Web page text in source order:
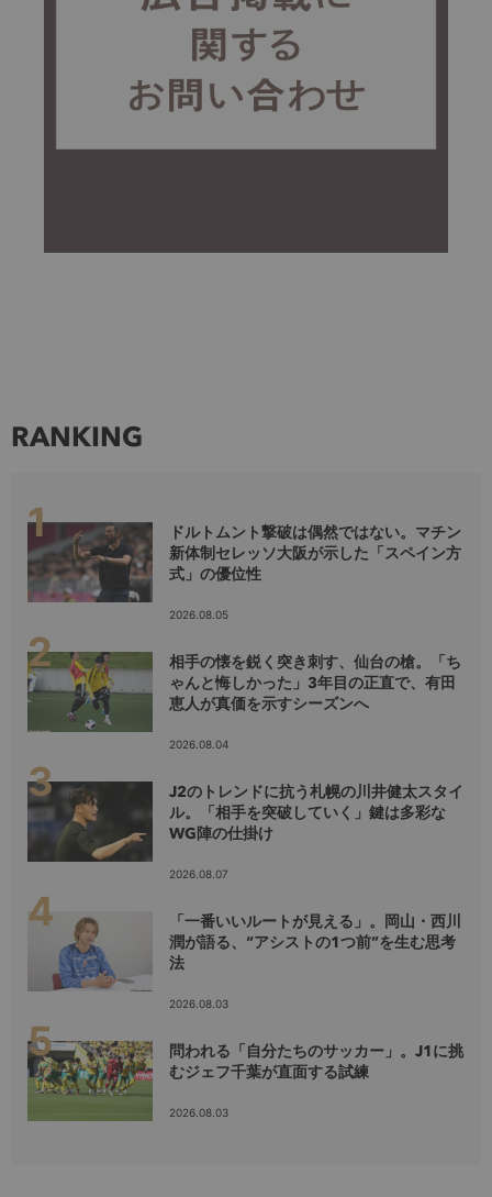
RANKING
ドルトムント撃破は偶然ではない。マチン
新体制セレッソ大阪が示した「スペイン方
式」の優位性
2026.08.05
相手の懐を鋭く突き刺す、仙台の槍。「ち
ゃんと悔しかった」3年目の正直で、有田
恵人が真価を示すシーズンへ
2026.08.04
J2のトレンドに抗う札幌の川井健太スタイ
ル。「相手を突破していく」鍵は多彩な
WG陣の仕掛け
2026.08.07
「一番いいルートが見える」。岡山・西川
潤が語る、“アシストの1つ前”を生む思考
法
2026.08.03
問われる「自分たちのサッカー」。J1に挑
むジェフ千葉が直面する試練
2026.08.03